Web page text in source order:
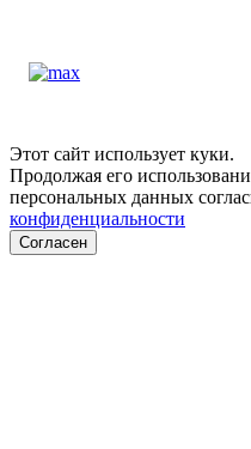
Этот сайт использует куки.
Продолжая его
персональных данных
конфиденциальности
Согласен